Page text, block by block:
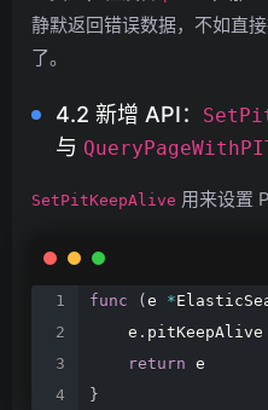
静默返回错误数据，不如直
了。
4.2 新增 API：
与
SetPitKeepAlive 用来设置
func ( e *
e . pitKeepAlive
return e
}